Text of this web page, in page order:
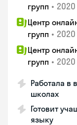
групп • 2020
Центр
групп • 2020
Центр
групп • 2020
Работала в
школах
Готовит
языку